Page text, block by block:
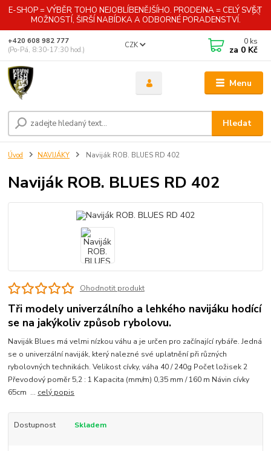
E-SHOP = VÝBĚR TOHO NEJOBLÍBENĚJŠÍHO. PRODEJNA = CELÝ SVĚT
MOŽNOSTÍ, ŠIRŠÍ NABÍDKA A ODBORNÉ PORADENSTVÍ.
Menu
CZK
Hledat
+420 608 982 777
(Po-Pá, 8:30-17:30 hod.)
0 ks
za 0 Kč
Úvod NAVIJÁKY Naviják ROB. BLUES RD 402
Naviják ROB. BLUES RD 402
Ohodnotit produkt
Tři modely univerzálního a lehkého navijáku hodící
se na jakýkoliv způsob rybolovu.
Naviják Blues má velmi nízkou váhu a je určen pro začínající rybáře. Jedná
se o univerzální naviják, který nalezné své uplatnění při různých
rybolovných technikách. Velikost cívky, váha 40 / 240g Počet ložisek 2
Převodový poměr 5,2 : 1 Kapacita (mm/m) 0,35 mm / 160 m Návin cívky
65cm ... celý popis
Dostupnost Skladem